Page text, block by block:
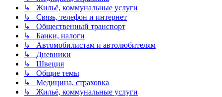
↳ Жильё, коммунальные услуги
↳ Связь, телефон и интернет
↳ Общественный транспорт
↳ Банки, налоги
↳ Автомобилистам и автолюбителям
↳ Дневники
↳ Швеция
↳ Общие темы
↳ Медицина, страховка
↳ Жильё, коммунальные услуги